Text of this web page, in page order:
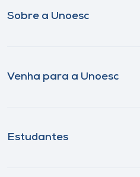
Sobre a Unoesc
Venha para a Unoesc
Estudantes